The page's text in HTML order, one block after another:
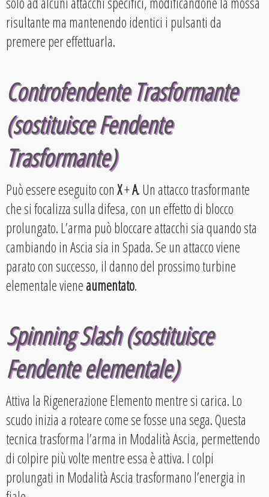
risultante ma mantenendo identici i pulsanti da
premere per effettuarla.
Controfendente Trasformante
(sostituisce Fendente
Trasformante)
Può essere eseguito conX+A. Un attacco trasformante
che si focalizza sulla difesa, con un effetto di blocco
prolungato. L’arma può bloccare attacchi sia quando sta
cambiando in Ascia sia in Spada. Se un attacco viene
parato con successo, il danno del prossimo turbine
elementale vieneaumentato.
Spinning Slash (sostituisce
Fendente elementale)
Attiva la Rigenerazione Elemento mentre si carica. Lo
scudo inizia a roteare come se fosse una sega. Questa
tecnica trasforma l’arma in Modalità Ascia, permettendo
di colpire più volte mentre essa è attiva. I colpi
prolungati in Modalità Ascia trasformano l’energia in